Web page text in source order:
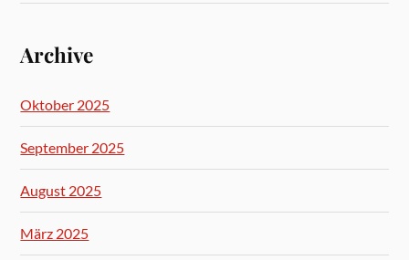
Archive
Oktober 2025
September 2025
August 2025
März 2025